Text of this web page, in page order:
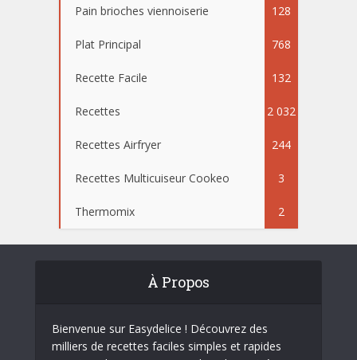
Pain brioches viennoiserie 128
Plat Principal 768
Recette Facile 132
Recettes 2 032
Recettes Airfryer 244
Recettes Multicuiseur Cookeo 3
Thermomix 2
À Propos
Bienvenue sur Easydelice ! Découvrez des
milliers de recettes faciles simples et rapides